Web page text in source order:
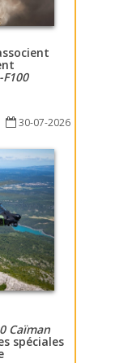
30-07-2026
Caïman
spéciales